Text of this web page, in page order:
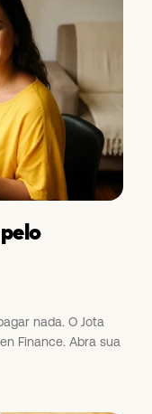
nada. O Jota
Finance. Abra sua